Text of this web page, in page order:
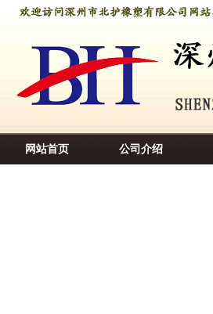
网站首页 公司介绍